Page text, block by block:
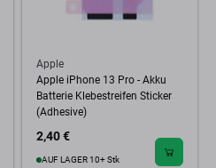
Apple
Apple iPhone 13 Pro - Akku
Batterie Klebestreifen Sticker
(Adhesive)
2,40 €
AUF LAGER 10+ Stk